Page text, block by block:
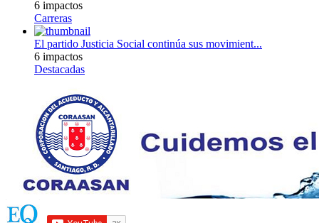
6 impactos
Carreras
El partido Justicia Social continúa sus movimient...
6 impactos
Destacadas